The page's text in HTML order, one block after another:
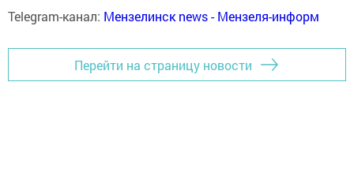
Telegram-канал: Мензелинск news - Мензеля-информ
Перейти на страницу новости